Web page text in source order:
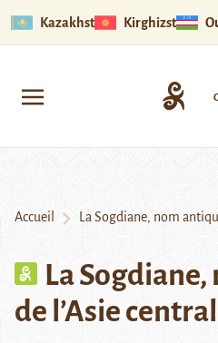
Kazakhstan Kirghizstan
Accueil La Sogdiane, nom
La
de l’Asie